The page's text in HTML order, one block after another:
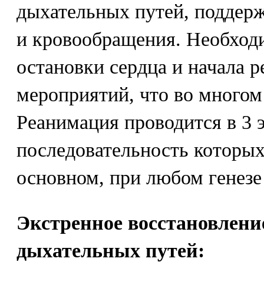
дыхательных путей,
и кровообращения.
остановки сердца и начала
мероприятий, что во
Реанимация проводится в 3
последовательность
основном, при любом
Экстренное
дыхательных путей: